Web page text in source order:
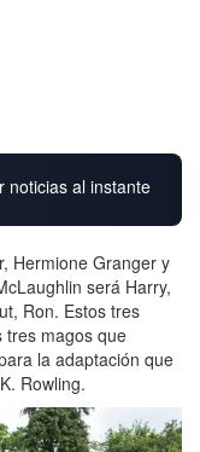
noticias al instante
Hermione Granger y
será Harry,
Ron. Estos tres
tres magos que
la adaptación que
Rowling.